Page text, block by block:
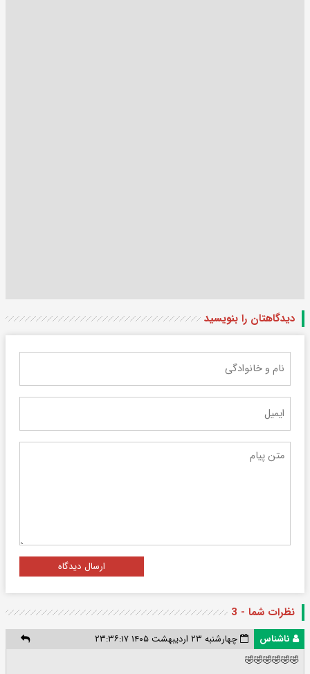
دیدگاهتان را بنویسید
ارسال دیدگاه
نظرات شما - 3
ناشناس
چهارشنبه ۲۳ اردیبهشت ۱۴۰۵ ۲۳:۳۶:۱۷
🤣🤣🤣🤣🤣🤣